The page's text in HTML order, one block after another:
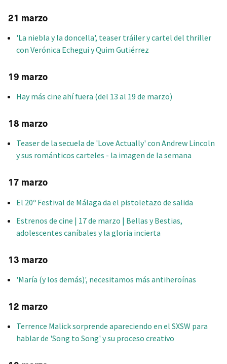
21 marzo
'La niebla y la doncella', teaser tráiler y cartel del thriller
con Verónica Echegui y Quim Gutiérrez
19 marzo
Hay más cine ahí fuera (del 13 al 19 de marzo)
18 marzo
Teaser de la secuela de 'Love Actually' con Andrew Lincoln
y sus románticos carteles - la imagen de la semana
17 marzo
El 20º Festival de Málaga da el pistoletazo de salida
Estrenos de cine | 17 de marzo | Bellas y Bestias,
adolescentes caníbales y la gloria incierta
13 marzo
'María (y los demás)', necesitamos más antiheroínas
12 marzo
Terrence Malick sorprende apareciendo en el SXSW para
hablar de 'Song to Song' y su proceso creativo